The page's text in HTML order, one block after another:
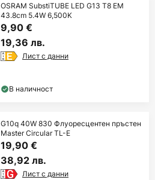
OSRAM SubstiTUBE LED G13 T8 EM
43.8cm 5.4W 6,500K
9,90 €
19,36 лв.
Лист с данни
В наличност
G10q 40W 830 Флуоресцентен пръстен
Master Circular TL-E
19,90 €
38,92 лв.
Лист с данни